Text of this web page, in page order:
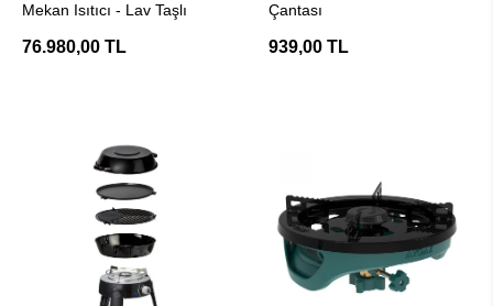
Mekan Isıtıcı - Lav Taşlı
76.980,00 TL
Çantası
939,00 TL